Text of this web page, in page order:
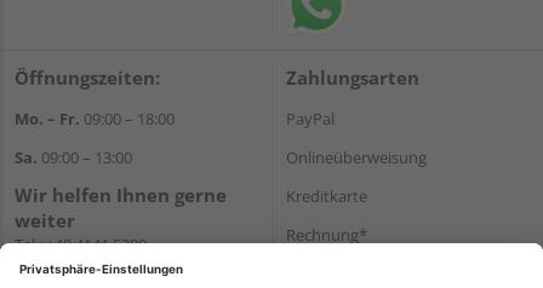
Öffnungszeiten:
Mo. – Fr. 09:00 – 18:00
Sa. 09:00 – 13:00
Wir helfen Ihnen gerne
weiter
Tel.:+49 4141 5380
E-Mail:shop@holzland-funk.de
Zahlungsarten
PayPal
Onlineüberweisung
Kreditkarte
Rechnung*